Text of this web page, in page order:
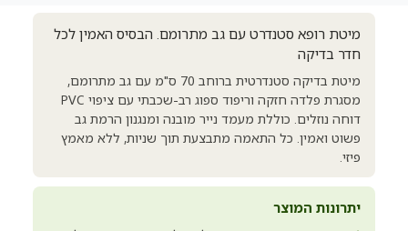
מיטת רופא סטנדרט עם גב מתרומם. הבסיס האמין לכל
חדר בדיקה
מיטת בדיקה סטנדרטית ברוחב 70 ס"מ עם גב מתרומם,
מסגרת פלדה חזקה וריפוד ספוג רב-שכבתי עם ציפוי PVC
דוחה נוזלים. כוללת מעמד נייר מובנה ומנגנון הרמת גב
פשוט ואמין. כל התאמה מתבצעת תוך שניות, ללא מאמץ
פיזי.
יתרונות המוצר